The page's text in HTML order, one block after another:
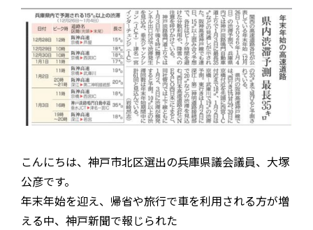
こんにちは、神戸市北区選出の兵庫県議会議員、大塚
公彦です。
年末年始を迎え、帰省や旅行で車を利用される方が増
える中、神戸新聞で報じられた